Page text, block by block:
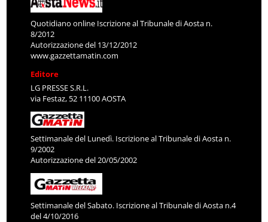
Quotidiano online Iscrizione al Tribunale di Aosta n.
8/2012
Autorizzazione del 13/12/2012
www.gazzettamatin.com
Editore
LG PRESSE S.R.L.
via Festaz, 52 11100 AOSTA
Settimanale del Lunedì. Iscrizione al Tribunale di Aosta n.
9/2002
Autorizzazione del 20/05/2002
Settimanale del Sabato. Iscrizione al Tribunale di Aosta n.4
del 4/10/2016